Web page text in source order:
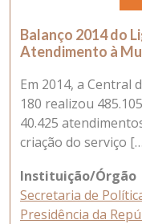
Balanço 2014 do
Atendimento à
Em 2014, a Central
180 realizou
40.425
criação do serviço
Instituição/Órgão
Secretaria de
Presidência da